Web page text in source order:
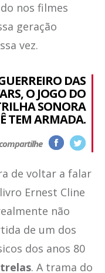
nos filmes
geração
vez.
DAS
O JOGO DO
SONORA
TEM ARMADA.
de voltar a falar
Ernest Cline
não
de um dos
dos anos 80
. A trama do